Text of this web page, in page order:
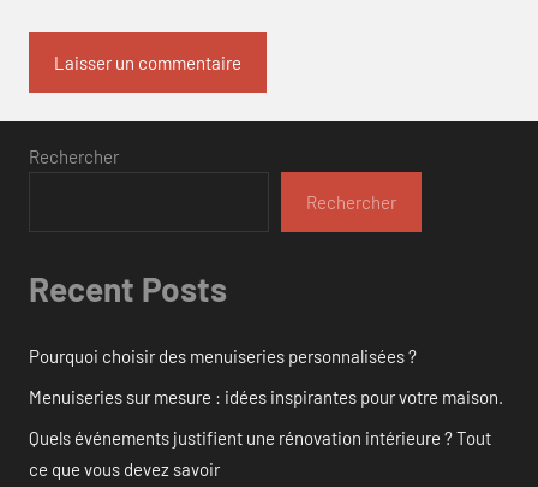
Rechercher
Rechercher
Recent Posts
Pourquoi choisir des menuiseries personnalisées ?
Menuiseries sur mesure : idées inspirantes pour votre maison.
Quels événements justifient une rénovation intérieure ? Tout
ce que vous devez savoir